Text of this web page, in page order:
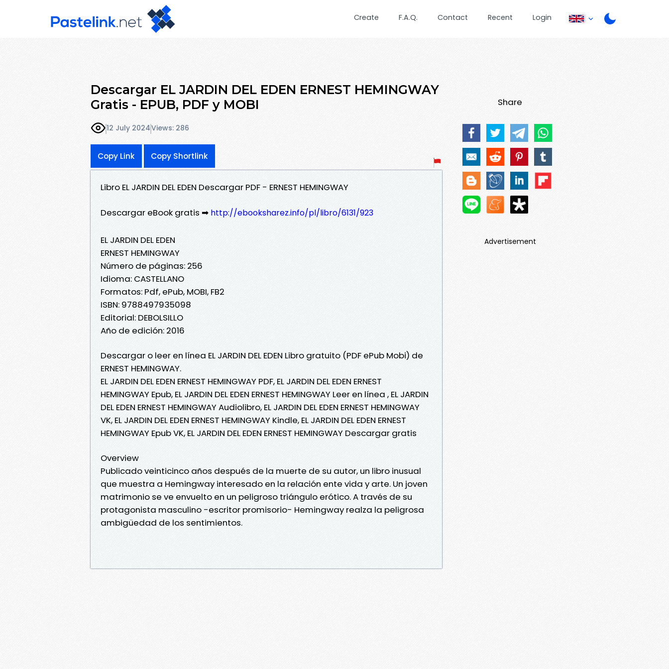
Create F.A.Q. Contact Recent Login
Descargar EL JARDIN DEL EDEN ERNEST HEMINGWAY
Gratis - EPUB, PDF y MOBI
12 July 2024Views: 286
Copy Link Copy Shortlink
Libro EL JARDIN DEL EDEN Descargar PDF - ERNEST HEMINGWAY
Descargar eBook gratis ➡ http://ebooksharez.info/pl/libro/6131/923
EL JARDIN DEL EDEN
ERNEST HEMINGWAY
Número de páginas: 256
Idioma: CASTELLANO
Formatos: Pdf, ePub, MOBI, FB2
ISBN: 9788497935098
Editorial: DEBOLSILLO
Año de edición: 2016
Descargar o leer en línea EL JARDIN DEL EDEN Libro gratuito (PDF ePub Mobi) de
ERNEST HEMINGWAY.
EL JARDIN DEL EDEN ERNEST HEMINGWAY PDF, EL JARDIN DEL EDEN ERNEST
HEMINGWAY Epub, EL JARDIN DEL EDEN ERNEST HEMINGWAY Leer en línea , EL JARDIN
DEL EDEN ERNEST HEMINGWAY Audiolibro, EL JARDIN DEL EDEN ERNEST HEMINGWAY
VK, EL JARDIN DEL EDEN ERNEST HEMINGWAY Kindle, EL JARDIN DEL EDEN ERNEST
HEMINGWAY Epub VK, EL JARDIN DEL EDEN ERNEST HEMINGWAY Descargar gratis
Overview
Publicado veinticinco años después de la muerte de su autor, un libro inusual
que muestra a Hemingway interesado en la relación ente vida y arte. Un joven
matrimonio se ve envuelto en un peligroso triángulo erótico. A través de su
protagonista masculino -escritor promisorio- Hemingway realza la peligrosa
ambigüedad de los sentimientos.
Share
Advertisement